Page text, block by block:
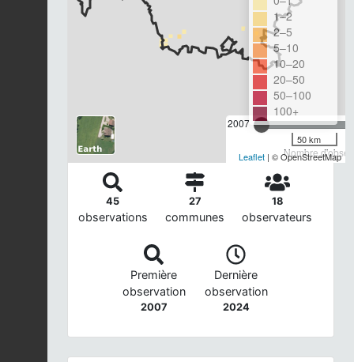
2007
Nombre
1–2
2–5
5–10
10–20
20–50
50–100
100+
50 km
Leaflet | © OpenStreetMap
45
observations
27
communes
18
observateurs
Première
observation
2007
Dernière
observation
2024